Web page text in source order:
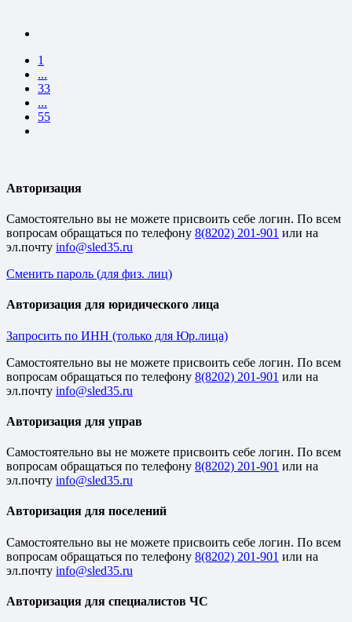
1
...
33
...
55
Авторизация
Cамостоятельно вы не можете присвоить себе логин. По всем
вопросам обращаться по телефону 8(8202) 201-901 или на
эл.почту
Сменить пароль (для физ. лиц)
Авторизация для юридического лица
Запросить по ИНН (только для Юр.лица)
Cамостоятельно вы не можете присвоить себе логин. По всем
вопросам обращаться по телефону 8(8202) 201-901 или на
эл.почту
Авторизация для управ
Cамостоятельно вы не можете присвоить себе логин. По всем
вопросам обращаться по телефону 8(8202) 201-901 или на
эл.почту
Авторизация для поселений
Cамостоятельно вы не можете присвоить себе логин. По всем
вопросам обращаться по телефону 8(8202) 201-901 или на
эл.почту
Авторизация для специалистов ЧС